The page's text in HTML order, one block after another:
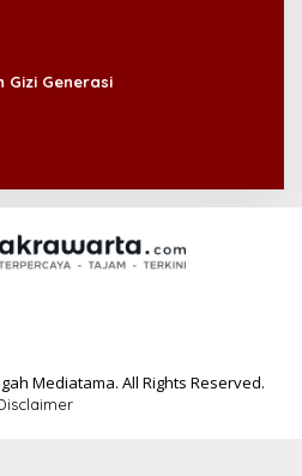
Gizi Generasi
Mediatama. All Rights Reserved.